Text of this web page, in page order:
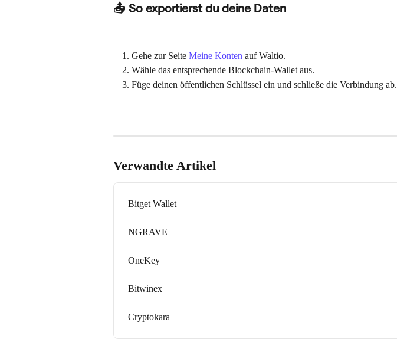
📤 So exportierst du deine Daten
Gehe zur Seite Meine Konten auf Waltio.
Wähle das entsprechende Blockchain-Wallet aus.
Füge deinen öffentlichen Schlüssel ein und schließe die Verbindung ab.
Verwandte Artikel
Bitget Wallet
NGRAVE
OneKey
Bitwinex
Cryptokara